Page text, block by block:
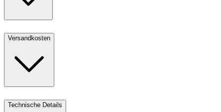
Versandkosten
Technische Details